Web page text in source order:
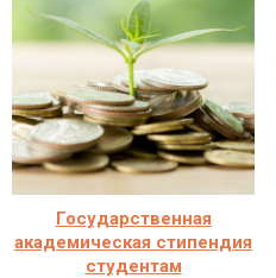
Государственная
академическая стипендия
студентам